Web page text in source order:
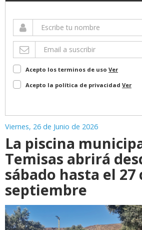
Acepto los terminos de uso Ver
Acepto la política de privacidad Ver
Viernes, 26 de Junio de 2026
La piscina
Temisas abrirá
sábado hasta el 27
septiembre